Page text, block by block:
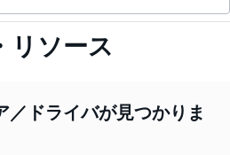
リソース
／ドライバが見つかりま